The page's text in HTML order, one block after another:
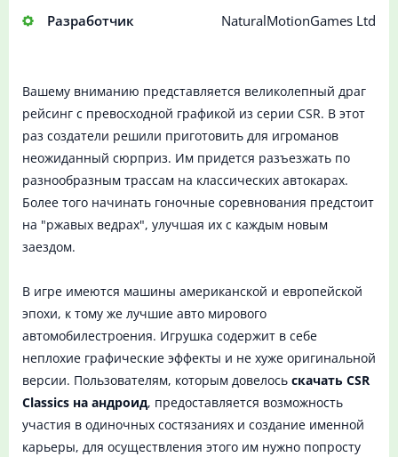
Разработчик
NaturalMotionGames Ltd
Вашему вниманию представляется великолепный драг
рейсинг с превосходной графикой из серии CSR. В этот
раз создатели решили приготовить для игроманов
неожиданный сюрприз. Им придется разъезжать по
разнообразным трассам на классических автокарах.
Более того начинать гоночные соревнования предстоит
на "ржавых ведрах", улучшая их с каждым новым
заездом.
В игре имеются машины американской и европейской
эпохи, к тому же лучшие авто мирового
автомобилестроения. Игрушка содержит в себе
неплохие графические эффекты и не хуже оригинальной
версии. Пользователям, которым довелось скачать CSR
Classics на андроид, предоставляется возможность
участия в одиночных состязаниях и создание именной
карьеры, для осуществления этого им нужно попросту